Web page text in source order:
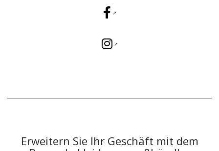
Erweitern Sie Ihr Geschäft mit dem